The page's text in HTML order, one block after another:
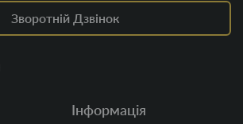
Зворотній Дзвінок
Інформація